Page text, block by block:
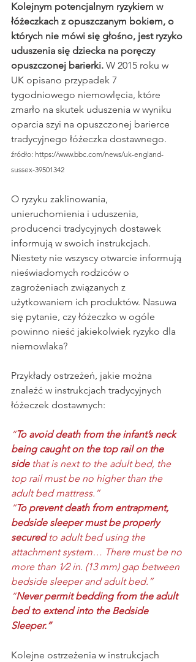
Kolejnym potencjalnym ryzykiem w
łóżeczkach z opuszczanym bokiem, o
których nie mówi się głośno, jest ryzyko
uduszenia się dziecka na poręczy
opuszczonej barierki. W 2015 roku w
UK opisano przypadek 7
tygodniowego niemowlęcia, które
zmarło na skutek uduszenia w wyniku
oparcia szyi na opuszczonej barierce
tradycyjnego łóżeczka dostawnego.
źródło: https://www.bbc.com/news/uk-england-
sussex-39501342
O ryzyku zaklinowania,
unieruchomienia i uduszenia,
producenci tradycyjnych dostawek
informują w swoich instrukcjach.
Niestety nie wszyscy otwarcie informują
nieświadomych rodziców o
zagrożeniach związanych z
użytkowaniem ich produktów. Nasuwa
się pytanie, czy łóżeczko w ogóle
powinno nieść jakiekolwiek ryzyko dla
niemowlaka?
Przykłady ostrzeżeń, jakie można
znaleźć w instrukcjach tradycyjnych
łóżeczek dostawnych:
“To avoid death from the infant’s neck
being caught on the top rail on the
side that is next to the adult bed, the
top rail must be no higher than the
adult bed mattress.”
“To prevent death from entrapment,
bedside sleeper must be properly
secured to adult bed using the
attachment system… There must be no
more than 1⁄2 in. (13 mm) gap between
bedside sleeper and adult bed.”
“Never permit bedding from the adult
bed to extend into the Bedside
Sleeper.”
Kolejne ostrzeżenia w instrukcjach